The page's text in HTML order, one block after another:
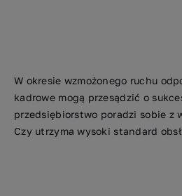
W okresie wzmożonego ruchu
kadrowe mogą przesądzić o
przedsiębiorstwo poradzi sobie z
Czy utrzyma wysoki standard